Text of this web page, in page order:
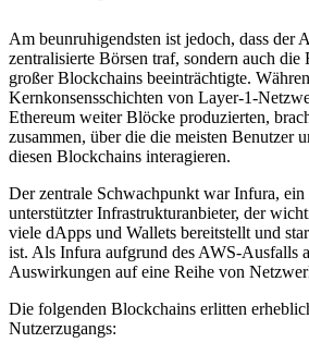
Am beunruhigendsten ist jedoch, dass der
zentralisierte Börsen traf, sondern auch die
großer Blockchains beeinträchtigte.
Kernkonsensschichten von Layer-1-
Ethereum weiter Blöcke produzierten,
zusammen, über die die meisten Benutzer
diesen Blockchains interagieren.
Der zentrale Schwachpunkt war Infura, ein
unterstützter Infrastrukturanbieter, der
viele dApps und Wallets bereitstellt und
ist. Als Infura aufgrund des AWS-Ausfalls
Auswirkungen auf eine Reihe von
Die folgenden Blockchains erlitten
Nutzerzugangs: